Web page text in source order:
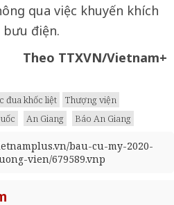
qua việc khuyến khích
điện.
Theo TTXVN/Vietnam+
đua khốc liệt
Thượng viện
An Giang Báo An Giang
bau-cu-my-2020-
vien/679589.vnp